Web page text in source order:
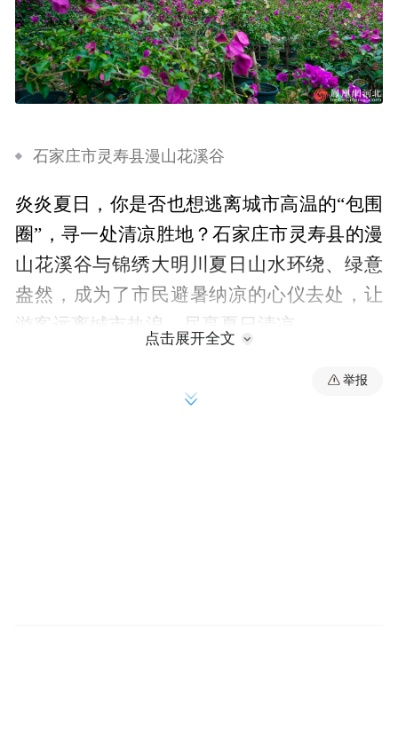
石家庄市灵寿县漫山花溪谷
炎炎夏日，你是否也想逃离城市高温的“包围
圈”，寻一处清凉胜地？石家庄市灵寿县的漫
山花溪谷与锦绣大明川夏日山水环绕、绿意
盎然，成为了市民避暑纳凉的心仪去处，让
游客远离城市热浪，尽享夏日清凉。
点击展开全文
举报